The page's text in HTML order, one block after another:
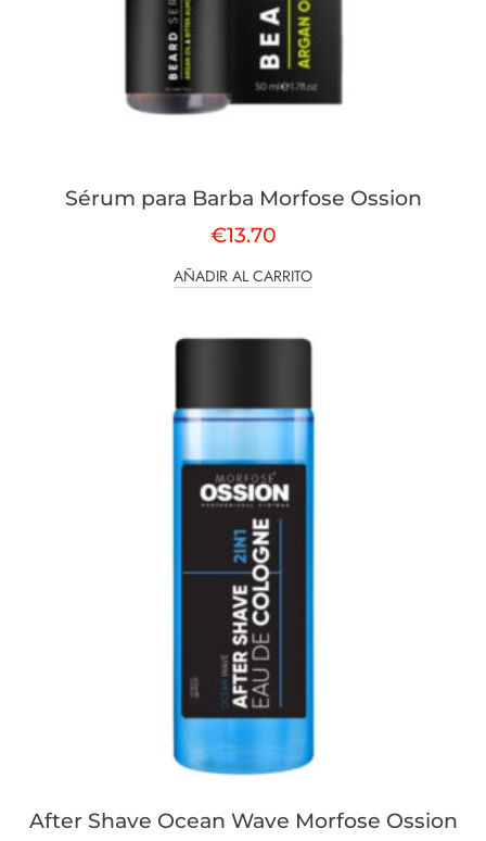
Sérum para Barba Morfose Ossion
€13.70
AÑADIR AL CARRITO
After Shave Ocean Wave Morfose Ossion